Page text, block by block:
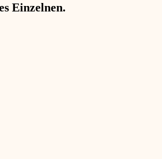
Einzelnen.